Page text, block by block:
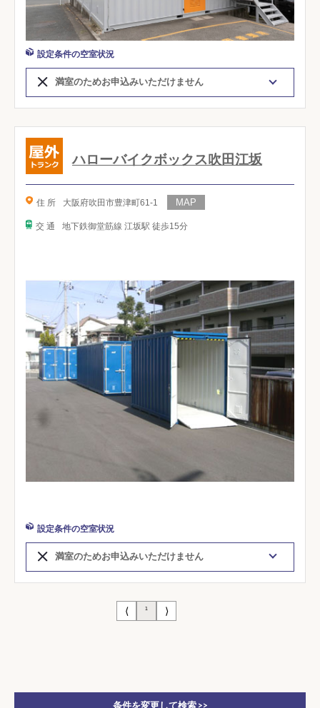
設定条件の空室状況
満室のためお申込みいただけません
ハローバイクボックス吹田江坂
住 所 大阪府吹田市豊津町61-1
交 通 地下鉄御堂筋線 江坂駅 徒歩15分
設定条件の空室状況
満室のためお申込みいただけません
⟨ 1 ⟩
条件を変更して検索 >>